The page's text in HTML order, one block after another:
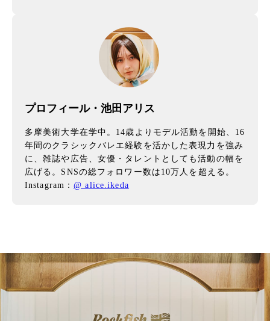
プロフィール・池田アリス
多摩美術大学在学中。14歳よりモデル活動を開始、16
年間のクラシックバレエ経験を活かした表現力を強み
に、雑誌や広告、女優・タレントとしても活動の幅を
広げる。SNSの総フォロワー数は10万人を超える。
Instagram：@ alice.ikeda